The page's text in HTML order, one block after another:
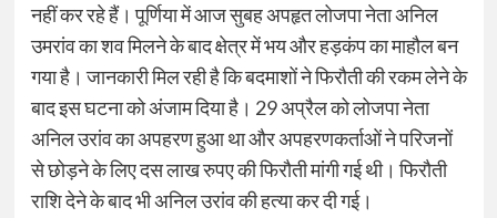
नहीं कर रहे हैं। पूर्णिया में आज सुबह अपहृत लोजपा नेता अनिल
उमरांव का शव मिलने के बाद क्षेत्र में भय और हड़कंप का माहौल बन
गया है। जानकारी मिल रही है कि बदमाशों ने फिरौती की रकम लेने के
बाद इस घटना को अंजाम दिया है। 29 अप्रैल को लोजपा नेता
अनिल उरांव का अपहरण हुआ था और अपहरणकर्ताओं ने परिजनों
से छोड़ने के लिए दस लाख रुपए की फिरौती मांगी गई थी। फिरौती
राशि देने के बाद भी अनिल उरांव की हत्या कर दी गई।